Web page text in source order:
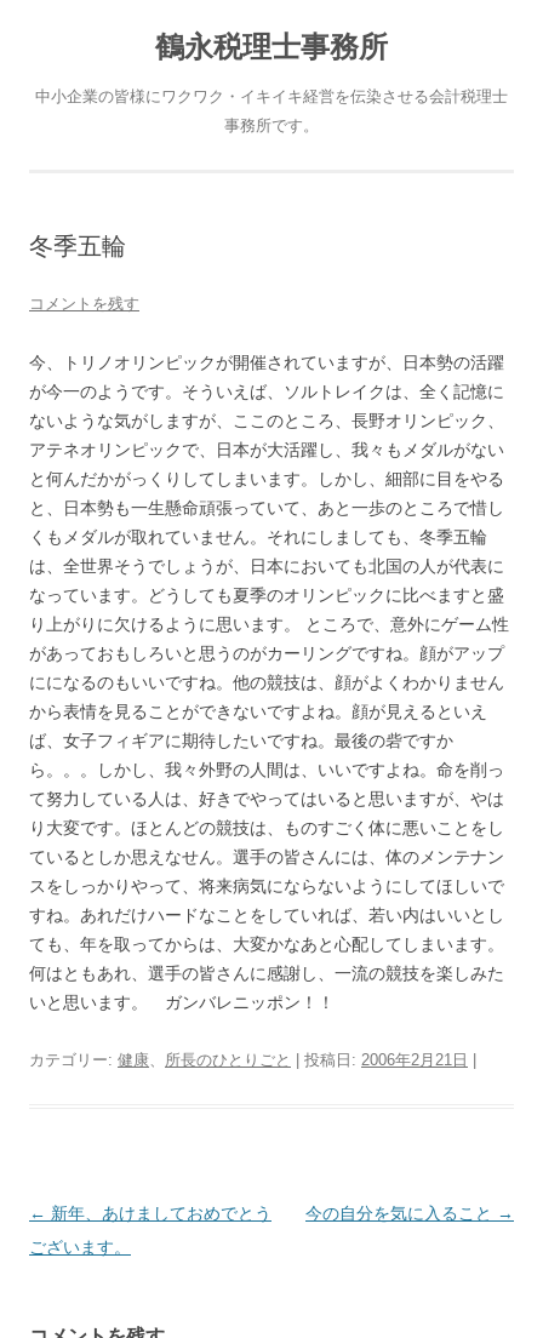
鶴永税理士事務所
中小企業の皆様にワクワク・イキイキ経営を伝染させる会計税理士
事務所です。
冬季五輪
コメントを残す
今、トリノオリンピックが開催されていますが、日本勢の活躍
が今一のようです。そういえば、ソルトレイクは、全く記憶に
ないような気がしますが、ここのところ、長野オリンピック、
アテネオリンピックで、日本が大活躍し、我々もメダルがない
と何んだかがっくりしてしまいます。しかし、細部に目をやる
と、日本勢も一生懸命頑張っていて、あと一歩のところで惜し
くもメダルが取れていません。それにしましても、冬季五輪
は、全世界そうでしょうが、日本においても北国の人が代表に
なっています。どうしても夏季のオリンピックに比べますと盛
り上がりに欠けるように思います。 ところで、意外にゲーム性
があっておもしろいと思うのがカーリングですね。顔がアップ
にになるのもいいですね。他の競技は、顔がよくわかりません
から表情を見ることができないですよね。顔が見えるといえ
ば、女子フィギアに期待したいですね。最後の砦ですか
ら。。。しかし、我々外野の人間は、いいですよね。命を削っ
て努力している人は、好きでやってはいると思いますが、やは
り大変です。ほとんどの競技は、ものすごく体に悪いことをし
ているとしか思えなせん。選手の皆さんには、体のメンテナン
スをしっかりやって、将来病気にならないようにしてほしいで
すね。あれだけハードなことをしていれば、若い内はいいとし
ても、年を取ってからは、大変かなあと心配してしまいます。
何はともあれ、選手の皆さんに感謝し、一流の競技を楽しみた
いと思います。 ガンバレニッポン！！
カテゴリー: 健康、 所長のひとりごと | 投稿日: 2006年2月21日
投
稿
← 新年、あけましておめでとう
ございます。
今の自分を気に入ること →